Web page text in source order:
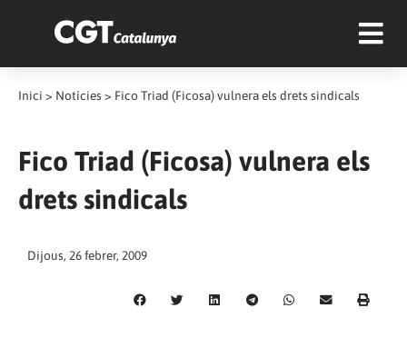
Inici > Notícies > Fico Triad (Ficosa) vulnera els drets sindicals
Fico Triad (Ficosa) vulnera els
drets sindicals
Dijous, 26 febrer, 2009